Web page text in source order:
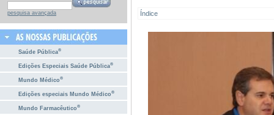
pesquisa avançada
Saúde Pública®
Edições Especiais Saúde Pública®
Mundo Médico®
Edições especiais Mundo Médico®
Mundo Farmacêutico®
Índice